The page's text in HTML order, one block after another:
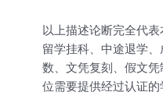
以上描述论断完全代
留学挂科、中途退学
数、文凭复刻、假文
位需要提供经过认证